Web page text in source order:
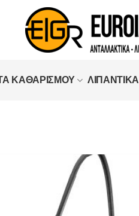
ΚΑΘΑΡΙΣΜΟΥ ΛΙΠΑΝΤΙΚΑ
Προσθήκη
στα
Αγαπημένα